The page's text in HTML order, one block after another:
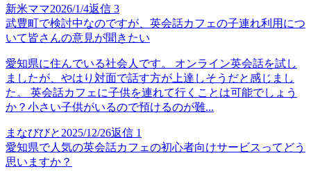
新米ママ2026/1/4返信 3
武豊町で検討中なのですが、英会話カフェの子連れ利用につ
いて皆さんの意見が聞きたい
愛知県に住んでいる社会人です。 オンライン英会話を試し
ましたが、やはり対面で話す方が上達しそうだと感じまし
た。 英会話カフェに子供を連れて行くことは可能でしょう
か？小さい子供がいるので預けるのが難...
まなびびと 2025/12/26返信 1
愛知県で人気の英会話カフェの初心者向けサービスってどう
思いますか？